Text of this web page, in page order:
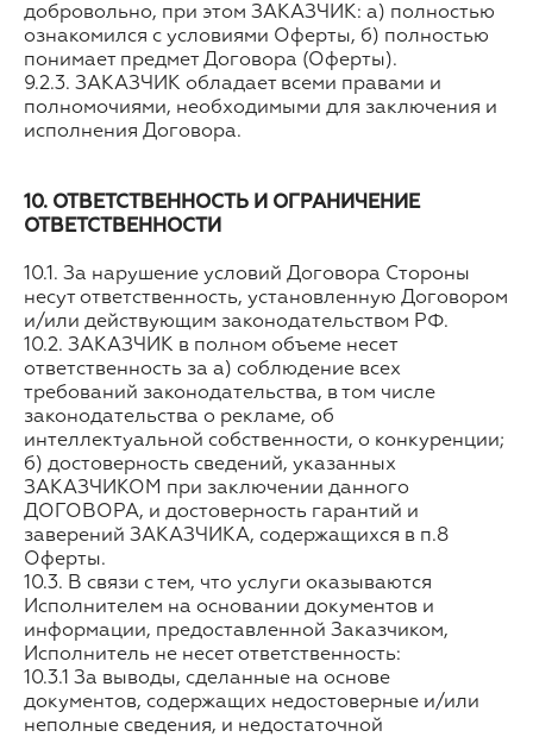
добровольно, при этом ЗАКАЗЧИК: а) полностью
ознакомился с условиями Оферты, б) полностью
понимает предмет Договора (Оферты).
9.2.3. ЗАКАЗЧИК обладает всеми правами и
полномочиями, необходимыми для заключения и
исполнения Договора.
10. ОТВЕТСТВЕННОСТЬ И ОГРАНИЧЕНИЕ
ОТВЕТСТВЕННОСТИ
10.1. За нарушение условий Договора Стороны
несут ответственность, установленную Договором
и/или действующим законодательством РФ.
10.2. ЗАКАЗЧИК в полном объеме несет
ответственность за а) соблюдение всех
требований законодательства, в том числе
законодательства о рекламе, об
интеллектуальной собственности, о конкуренции;
б) достоверность сведений, указанных
ЗАКАЗЧИКОМ при заключении данного
ДОГОВОРА, и достоверность гарантий и
заверений ЗАКАЗЧИКА, содержащихся в п.8
Оферты.
10.3. В связи с тем, что услуги оказываются
Исполнителем на основании документов и
информации, предоставленной Заказчиком,
Исполнитель не несет ответственность:
10.3.1 За выводы, сделанные на основе
документов, содержащих недостоверные и/или
неполные сведения, и недостаточной